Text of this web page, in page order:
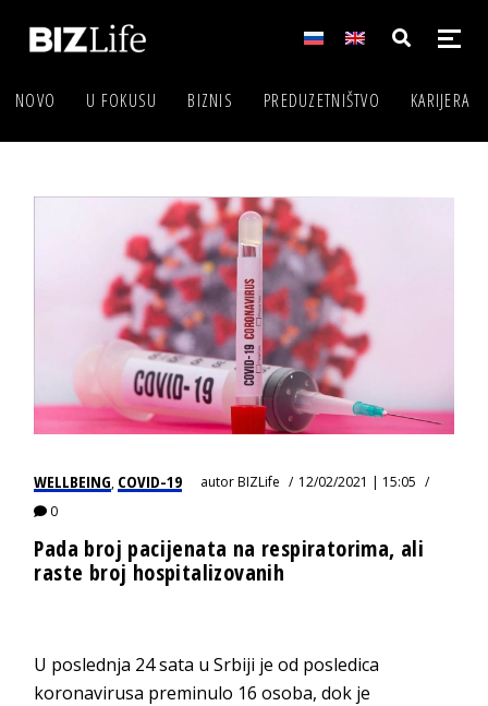
NOVO U FOKUSU BIZNIS PREDUZETNIŠTVO KARIJERA
WELLBEING, COVID-19 autorBIZLife
12/02/2021 | 15:05
0
Pada broj pacijenata na respiratorima, ali
raste broj hospitalizovanih
U poslednja 24 sata u Srbiji je od posledica
koronavirusa preminulo 16 osoba, dok je